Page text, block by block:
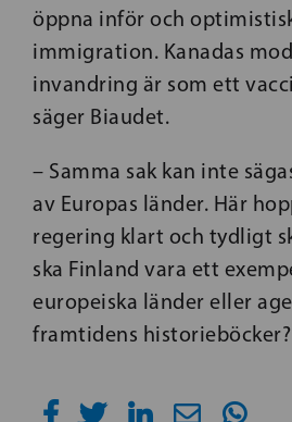
öppna inför och
immigration. Kanadas
invandring är som ett
säger Biaudet.
– Samma sak kan inte
av Europas länder. Här
regering klart och tydligt
ska Finland vara ett
europeiska länder eller
framtidens historieböcker?